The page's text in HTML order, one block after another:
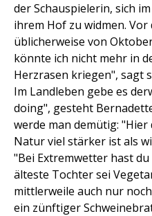
der Schauspielerin, sich
ihrem Hof zu widmen.
üblicherweise von
könnte ich nicht mehr in
Herzrasen kriegen", sagt
Im Landleben gebe es
doing", gesteht
werde man demütig:
Natur viel stärker ist als
"Bei Extremwetter hast
älteste Tochter sei
mittlerweile auch nur
ein zünftiger